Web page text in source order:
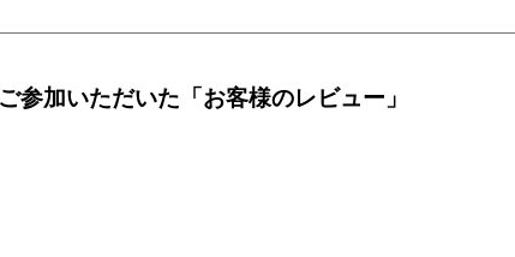
参加いただいた「お客様のレビュー」